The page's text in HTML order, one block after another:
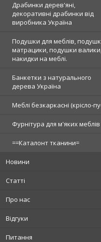
Драбинки дерев'яні,
декоративні драбинки від
виробника Україна
Подушки для меблів,
матрацики, подушки
накидки на меблі.
Банкетки з натурального
дерева Україна
Меблі безкаркасні (крісло-
Фурнітура для м'яких меблів
==Каталонт тканини=
Новини
Статті
Про нас
Відгуки
Питання